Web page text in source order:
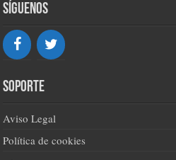
Síguenos
Soporte
Aviso Legal
Política de cookies